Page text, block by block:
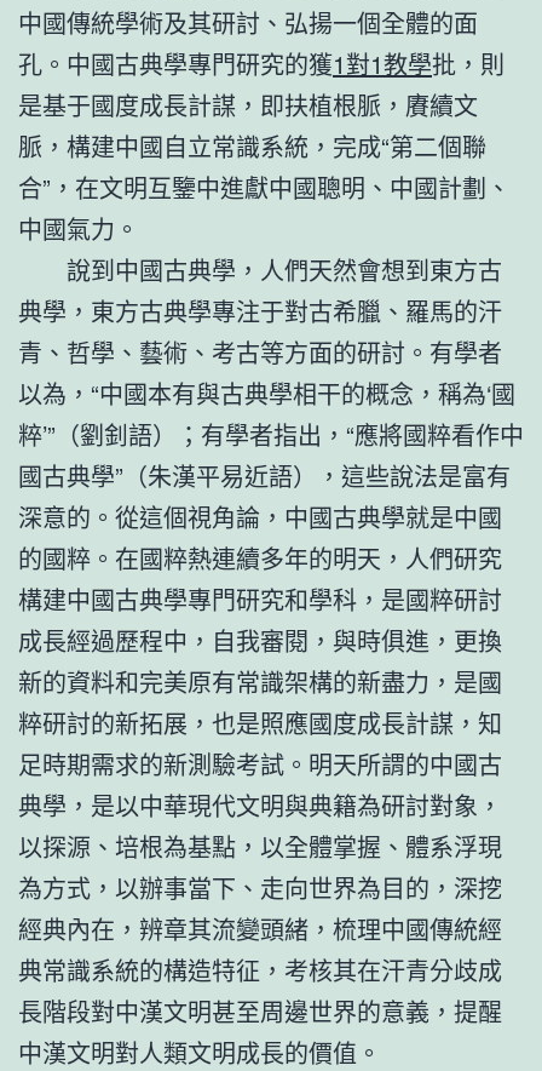
中國傳統學術及其研討、弘揚一個全體的面
孔。中國古典學專門研究的獲1對1教學批，則
是基于國度成長計謀，即扶植根脈，賡續文
脈，構建中國自立常識系統，完成“第二個聯
合”，在文明互鑒中進獻中國聰明、中國計劃、
中國氣力。
說到中國古典學，人們天然會想到東方古
典學，東方古典學專注于對古希臘、羅馬的汗
青、哲學、藝術、考古等方面的研討。有學者
以為，“中國本有與古典學相干的概念，稱為‘國
粹’”（劉釗語）；有學者指出，“應將國粹看作中
國古典學”（朱漢平易近語），這些說法是富有
深意的。從這個視角論，中國古典學就是中國
的國粹。在國粹熱連續多年的明天，人們研究
構建中國古典學專門研究和學科，是國粹研討
成長經過歷程中，自我審閱，與時俱進，更換
新的資料和完美原有常識架構的新盡力，是國
粹研討的新拓展，也是照應國度成長計謀，知
足時期需求的新測驗考試。明天所謂的中國古
典學，是以中華現代文明與典籍為研討對象，
以探源、培根為基點，以全體掌握、體系浮現
為方式，以辦事當下、走向世界為目的，深挖
經典內在，辨章其流變頭緒，梳理中國傳統經
典常識系統的構造特征，考核其在汗青分歧成
長階段對中漢文明甚至周邊世界的意義，提醒
中漢文明對人類文明成長的價值。